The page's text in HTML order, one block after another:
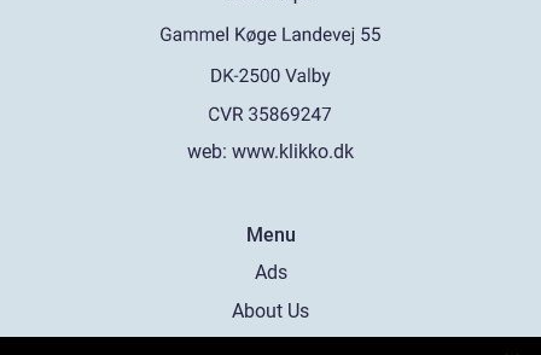
web: www.klikko.dk
Menu
Ads
About Us